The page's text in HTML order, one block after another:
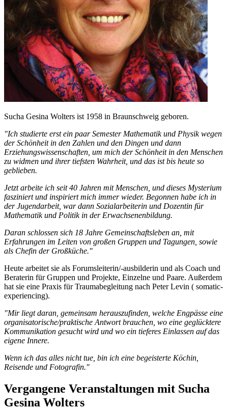
Sucha Gesina Wolters ist 1958 in Braunschweig geboren.
"Ich studierte erst ein paar Semester Mathematik und Physik wegen
der Schönheit in den Zahlen und den Dingen und dann
Erziehungswissenschaften, um mich der Schönheit in den Menschen
zu widmen und ihrer tiefsten Wahrheit, und das ist bis heute so
geblieben.
Jetzt arbeite ich seit 40 Jahren mit Menschen, und dieses Mysterium
fasziniert und inspiriert mich immer wieder. Begonnen habe ich in
der Jugendarbeit, war dann Sozialarbeiterin und Dozentin für
Mathematik und Politik in der Erwachsenenbildung.
Daran schlossen sich 18 Jahre Gemeinschaftsleben an, mit
Erfahrungen im Leiten von großen Gruppen und Tagungen, sowie
als Chefin der Großküche."
Heute arbeitet sie als Forumsleiterin/-ausbilderin und als Coach und
Beraterin für Gruppen und Projekte, Einzelne und Paare. Außerdem
hat sie eine Praxis für Traumabegleitung nach Peter Levin ( somatic-
experiencing).
"Mir liegt daran, gemeinsam herauszufinden, welche Engpässe eine
organisatorische/praktische Antwort brauchen, wo eine geglücktere
Kommunikation gesucht wird und wo ein tieferes Einlassen auf das
eigene Innere.
Wenn ich das alles nicht tue, bin ich eine begeisterte Köchin,
Reisende und Fotografin."
Vergangene Veranstaltungen mit Sucha
Gesina Wolters